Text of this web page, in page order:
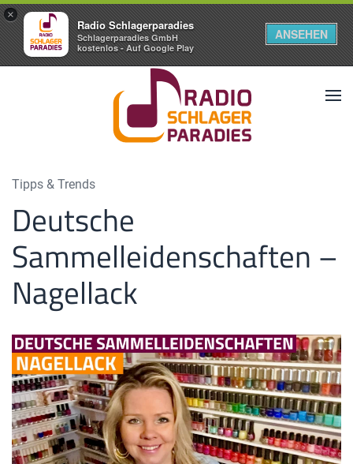
×
Radio Schlagerparadies
Schlagerparadies GmbH
kostenlos - Auf Google Play
ANSEHEN
Tipps & Trends
Deutsche
Sammelleidenschaften –
Nagellack